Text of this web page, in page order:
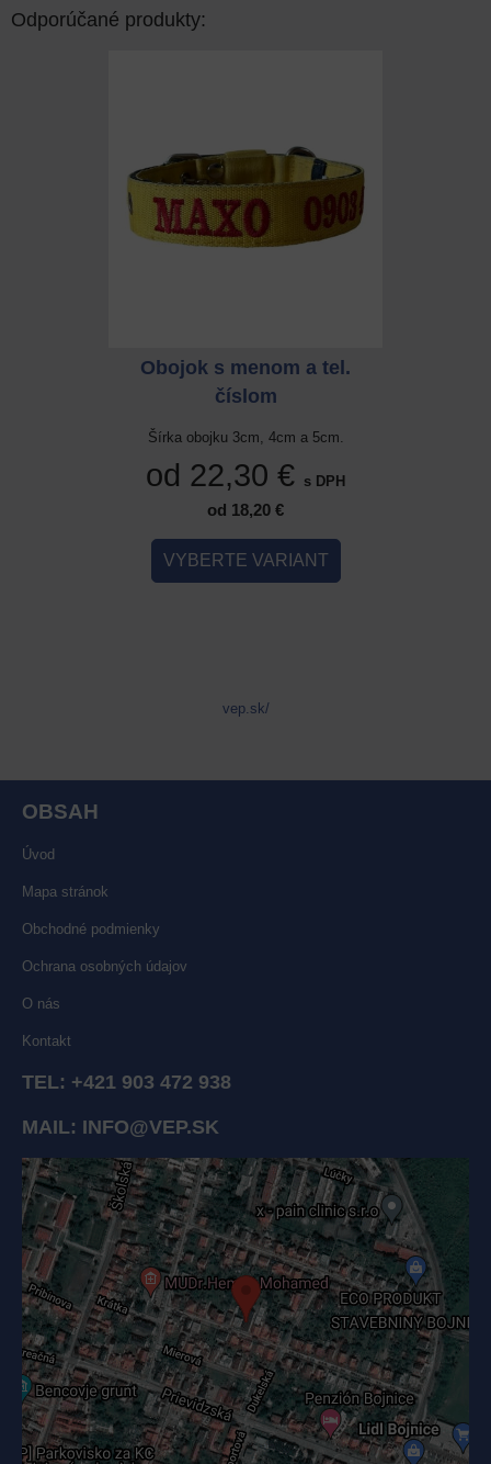
Odporúčané produkty:
Obojok s menom a tel.
číslom
Šírka obojku 3cm, 4cm a 5cm.
od 22,30 € s DPH
od 18,20 €
VYBERTE VARIANT
vep.sk/
OBSAH
Úvod
Mapa stránok
Obchodné podmienky
Ochrana osobných údajov
O nás
Kontakt
TEL: +421 903 472 938
MAIL: INFO@VEP.SK
Externý obsah je blokovaný Voľbami súkromia
Prajete si načítať externý obsah?
Povoliť tentokrát
Povoliť a zapamätať - súhlas s druhom cookie: Funkčné
Otvoriť obsah v novom okne